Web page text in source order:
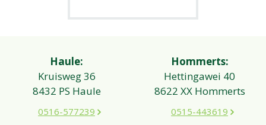
Haule:
Kruisweg 36
8432 PS Haule
0516-577239
Hommerts:
Hettingawei 40
8622 XX Hommerts
0515-443619